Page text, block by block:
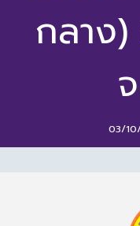
กลาง)
03/